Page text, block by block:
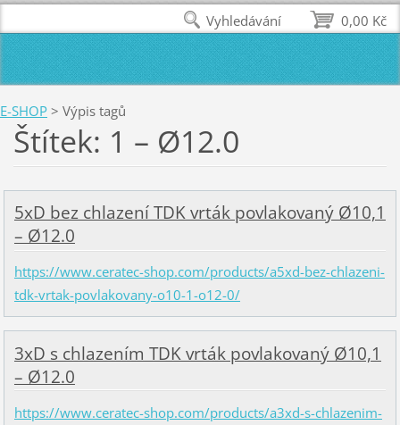
E-SHOP > Výpis tagů
Štítek: 1 – Ø12.0
5xD bez chlazení TDK vrták povlakovaný Ø10,1
– Ø12.0
https://www.ceratec-shop.com/products/a5xd-bez-chlazeni-
tdk-vrtak-povlakovany-o10-1-o12-0/
3xD s chlazením TDK vrták povlakovaný Ø10,1
– Ø12.0
https://www.ceratec-shop.com/products/a3xd-s-chlazenim-
0,00 Kč
Vyhledávání